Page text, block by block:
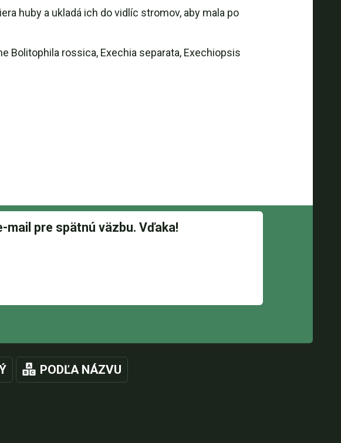
huby a ukladá ich do vidlíc stromov, aby mala po
Bolitophila rossica, Exechia separata, Exechiopsis
PODĽA NÁZVU